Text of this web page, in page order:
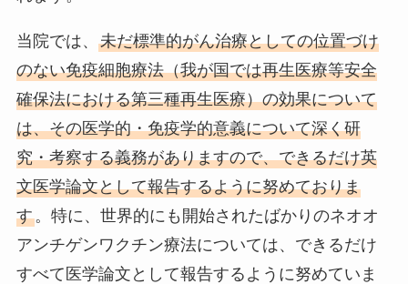
当院では、 未だ標準的がん治療としての位置づけ
のない免疫細胞療法（我が国では再生医療等安全
確保法における第三種再生医療）の効果について
は、その医学的・免疫学的意義について深く研
究・考察する義務がありますので、できるだけ英
文医学論文として報告するように努めておりま
す。特に、世界的にも開始されたばかりのネオオ
アンチゲンワクチン療法については、できるだけ
すべて医学論文として報告するように努めていま